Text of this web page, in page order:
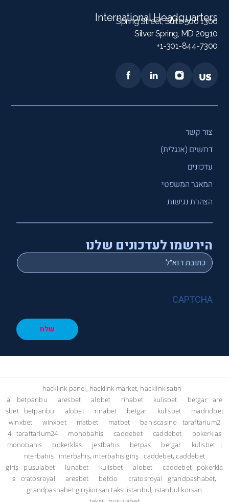
International Headquarters
1300 Spring Street, Suite 500
Silver Spring, MD 20910
1-301-844-7300+
צור קשר
דרושים (אנגלית)
עדכונים
המאגר המשפטי
הצהרת נגישות
הירשמו לעדכונים שלנו
Email
*
CAPTCHA
שלח
hacklink panel, hacklink market, hacklink satın
al
betparibu aresbet alobet rinabet kulisbet betgar
are
sbet
betparibu alobet rinabet betgar kulisbet
madridbet
winxbet
winxbet matbet matbet bahiscasino
taraftarium2
4 taraftarium24 monobahis caddebet caddebet
pokerklas
monobahis
pokerklas jestbahis betpas betgar kulisbet
i
nterbahis
interbahis, interbahis giriş
caddebet, caddebet
giriş
pusulabet lunabet kulisbet alobet caddebet
pokerkla
s
cratosroyal aresbet betcio cratosroyal
grandpashabet,
grandpashabet girişkorsan taksi istanbul, istanbul korsan